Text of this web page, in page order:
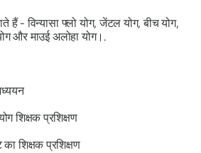
हैं - विन्यासा फ्लो योग, जेंटल योग, बीच योग,
और माउई अलोहा योग।.
शिक्षक प्रशिक्षण
शिक्षक प्रशिक्षण